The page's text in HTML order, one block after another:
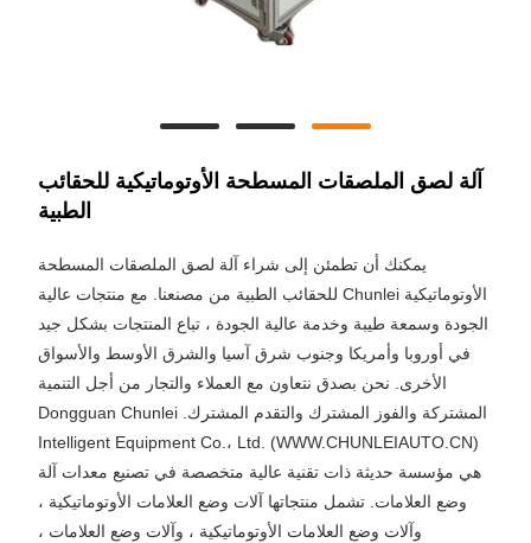
آلة لصق الملصقات المسطحة الأوتوماتيكية للحقائب
الطبية
يمكنك أن تطمئن إلى شراء آلة لصق الملصقات المسطحة
الأوتوماتيكية Chunlei للحقائب الطبية من مصنعنا. مع منتجات عالية
الجودة وسمعة طيبة وخدمة عالية الجودة ، تباع المنتجات بشكل جيد
في أوروبا وأمريكا وجنوب شرق آسيا والشرق الأوسط والأسواق
الأخرى. نحن بصدق نتعاون مع العملاء والتجار من أجل التنمية
المشتركة والفوز المشترك والتقدم المشترك. Dongguan Chunlei
Intelligent Equipment Co.، Ltd. (WWW.CHUNLEIAUTO.CN)
هي مؤسسة حديثة ذات تقنية عالية متخصصة في تصنيع معدات آلة
وضع العلامات. تشمل منتجاتها آلات وضع العلامات الأوتوماتيكية ،
وآلات وضع العلامات الأوتوماتيكية ، وآلات وضع العلامات ،